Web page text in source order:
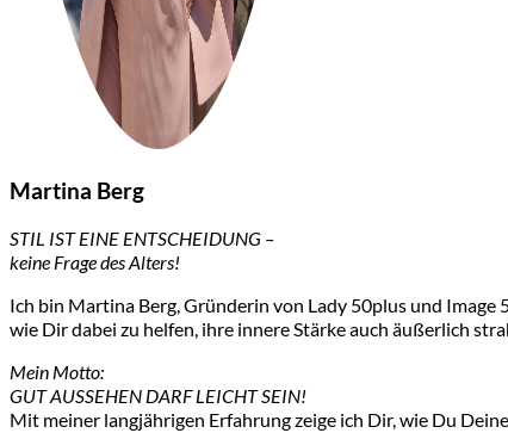
Martina Berg
STIL IST EINE ENTSCHEIDUNG –
keine Frage des Alters!
Ich bin Martina Berg, Gründerin von Lady 50plus und Image
wie Dir dabei zu helfen, ihre innere Stärke auch äußerlich
Mein Motto:
GUT AUSSEHEN DARF LEICHT SEIN!
Mit meiner langjährigen Erfahrung zeige ich Dir, wie Du